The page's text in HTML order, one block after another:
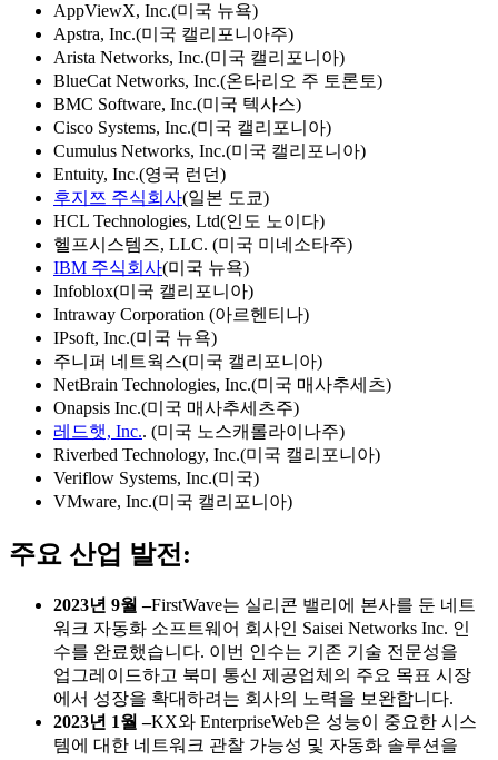
AppViewX, Inc.(미국 뉴욕)
Apstra, Inc.(미국 캘리포니아주)
Arista Networks, Inc.(미국 캘리포니아)
BlueCat Networks, Inc.(온타리오 주 토론토)
BMC Software, Inc.(미국 텍사스)
Cisco Systems, Inc.(미국 캘리포니아)
Cumulus Networks, Inc.(미국 캘리포니아)
Entuity, Inc.(영국 런던)
후지쯔 주식회사(일본 도쿄)
HCL Technologies, Ltd(인도 노이다)
헬프시스템즈, LLC. (미국 미네소타주)
IBM 주식회사(미국 뉴욕)
Infoblox(미국 캘리포니아)
Intraway Corporation (아르헨티나)
IPsoft, Inc.(미국 뉴욕)
주니퍼 네트웍스(미국 캘리포니아)
NetBrain Technologies, Inc.(미국 매사추세츠)
Onapsis Inc.(미국 매사추세츠주)
레드햇, Inc.. (미국 노스캐롤라이나주)
Riverbed Technology, Inc.(미국 캘리포니아)
Veriflow Systems, Inc.(미국)
VMware, Inc.(미국 캘리포니아)
주요 산업 발전:
2023년 9월 –FirstWave는 실리콘 밸리에 본사를 둔 네트
워크 자동화 소프트웨어 회사인 Saisei Networks Inc. 인
수를 완료했습니다. 이번 인수는 기존 기술 전문성을
업그레이드하고 북미 통신 제공업체의 주요 목표 시장
에서 성장을 확대하려는 회사의 노력을 보완합니다.
2023년 1월 –KX와 EnterpriseWeb은 성능이 중요한 시스
템에 대한 네트워크 관찰 가능성 및 자동화 솔루션을